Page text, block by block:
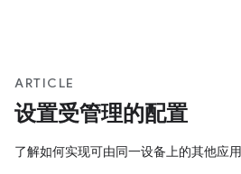
ARTICLE
设置受管理的配置
了解如何实现可由同一设备上的其他应